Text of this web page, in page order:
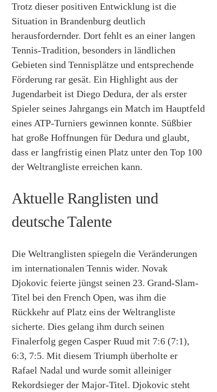
Trotz dieser positiven Entwicklung ist die
Situation in Brandenburg deutlich
herausfordernder. Dort fehlt es an einer langen
Tennis-Tradition, besonders in ländlichen
Gebieten sind Tennisplätze und entsprechende
Förderung rar gesät. Ein Highlight aus der
Jugendarbeit ist Diego Dedura, der als erster
Spieler seines Jahrgangs ein Match im Hauptfeld
eines ATP-Turniers gewinnen konnte. Süßbier
hat große Hoffnungen für Dedura und glaubt,
dass er langfristig einen Platz unter den Top 100
der Weltrangliste erreichen kann.
Aktuelle Ranglisten und
deutsche Talente
Die Weltranglisten spiegeln die Veränderungen
im internationalen Tennis wider. Novak
Djokovic feierte jüngst seinen 23. Grand-Slam-
Titel bei den French Open, was ihm die
Rückkehr auf Platz eins der Weltrangliste
sicherte. Dies gelang ihm durch seinen
Finalerfolg gegen Casper Ruud mit 7:6 (7:1),
6:3, 7:5. Mit diesem Triumph überholte er
Rafael Nadal und wurde somit alleiniger
Rekordsieger der Major-Titel. Djokovic steht